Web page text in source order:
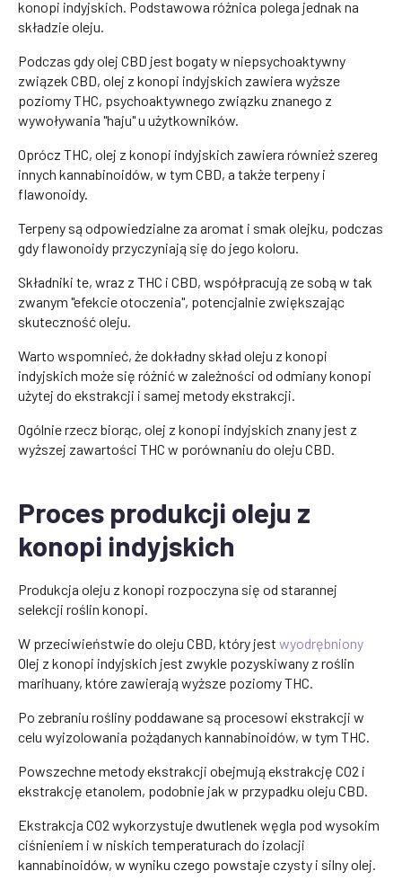
konopi indyjskich. Podstawowa różnica polega jednak na
składzie oleju.
Podczas gdy olej CBD jest bogaty w niepsychoaktywny
związek CBD, olej z konopi indyjskich zawiera wyższe
poziomy THC, psychoaktywnego związku znanego z
wywoływania "haju" u użytkowników.
Oprócz THC, olej z konopi indyjskich zawiera również szereg
innych kannabinoidów, w tym CBD, a także terpeny i
flawonoidy.
Terpeny są odpowiedzialne za aromat i smak olejku, podczas
gdy flawonoidy przyczyniają się do jego koloru.
Składniki te, wraz z THC i CBD, współpracują ze sobą w tak
zwanym "efekcie otoczenia", potencjalnie zwiększając
skuteczność oleju.
Warto wspomnieć, że dokładny skład oleju z konopi
indyjskich może się różnić w zależności od odmiany konopi
użytej do ekstrakcji i samej metody ekstrakcji.
Ogólnie rzecz biorąc, olej z konopi indyjskich znany jest z
wyższej zawartości THC w porównaniu do oleju CBD.
Proces produkcji oleju z
konopi indyjskich
Produkcja oleju z konopi rozpoczyna się od starannej
selekcji roślin konopi.
W przeciwieństwie do oleju CBD, który jest wyodrębniony
Olej z konopi indyjskich jest zwykle pozyskiwany z roślin
marihuany, które zawierają wyższe poziomy THC.
Po zebraniu rośliny poddawane są procesowi ekstrakcji w
celu wyizolowania pożądanych kannabinoidów, w tym THC.
Powszechne metody ekstrakcji obejmują ekstrakcję CO2 i
ekstrakcję etanolem, podobnie jak w przypadku oleju CBD.
Ekstrakcja CO2 wykorzystuje dwutlenek węgla pod wysokim
ciśnieniem i w niskich temperaturach do izolacji
kannabinoidów, w wyniku czego powstaje czysty i silny olej.